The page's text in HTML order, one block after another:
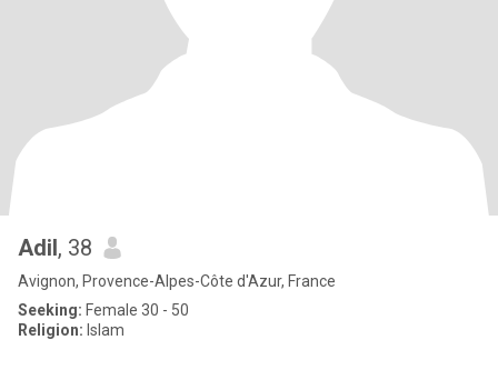
Adil, 38
Avignon, Provence-Alpes-Côte d'Azur, France
Seeking: Female 30 - 50
Religion: Islam